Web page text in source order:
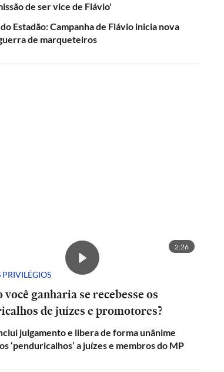
de ser vice de Flávio'
Estadão: Campanha de Flávio inicia nova
de marqueteiros
2:26
PRIVILÉGIOS
você ganharia se recebesse os
de juízes e promotores?
julgamento e libera de forma unânime
‘penduricalhos’ a juízes e membros do MP